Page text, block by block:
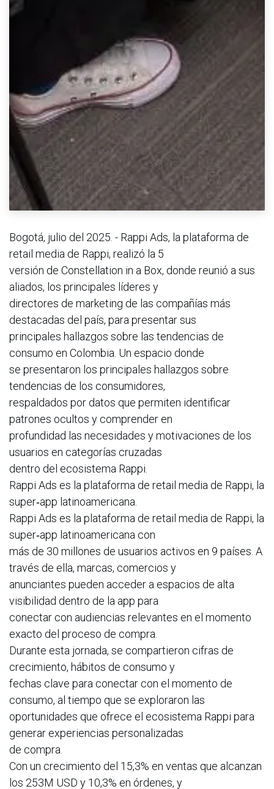
Bogotá, julio del 2025. - Rappi Ads, la plataforma de
retail media de Rappi, realizó la 5
versión de Constellation in a Box, donde reunió a sus
aliados, los principales líderes y
directores de marketing de las compañías más
destacadas del país, para presentar sus
principales hallazgos sobre las tendencias de
consumo en Colombia. Un espacio donde
se presentaron los principales hallazgos sobre
tendencias de los consumidores,
respaldados por datos que permiten identificar
patrones ocultos y comprender en
profundidad las necesidades y motivaciones de los
usuarios en categorías cruzadas
dentro del ecosistema Rappi.
Rappi Ads es la plataforma de retail media de Rappi, la
super‑app latinoamericana.
Rappi Ads es la plataforma de retail media de Rappi, la
super‑app latinoamericana con
más de 30 millones de usuarios activos en 9 países. A
través de ella, marcas, comercios y
anunciantes pueden acceder a espacios de alta
visibilidad dentro de la app para
conectar con audiencias relevantes en el momento
exacto del proceso de compra.
Durante esta jornada, se compartieron cifras de
crecimiento, hábitos de consumo y
fechas clave para conectar con el momento de
consumo, al tiempo que se exploraron las
oportunidades que ofrece el ecosistema Rappi para
generar experiencias personalizadas
de compra.
Con un crecimiento del 15,3% en ventas que alcanzan
los 253M USD y 10,3% en órdenes, y